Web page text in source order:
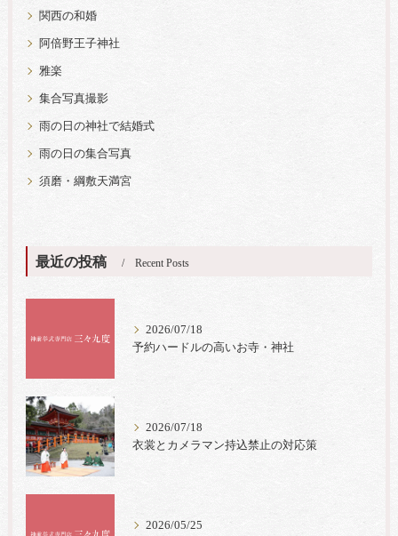
関西の和婚
阿倍野王子神社
雅楽
集合写真撮影
雨の日の神社で結婚式
雨の日の集合写真
須磨・綱敷天満宮
最近の投稿 Recent Posts
2026/07/18
予約ハードルの高いお寺・神社
2026/07/18
衣裳とカメラマン持込禁止の対応策
2026/05/25